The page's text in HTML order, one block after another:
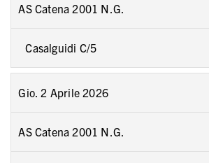
AS Catena 2001 N.G.
Casalguidi C/5
Gio. 2 Aprile 2026
AS Catena 2001 N.G.